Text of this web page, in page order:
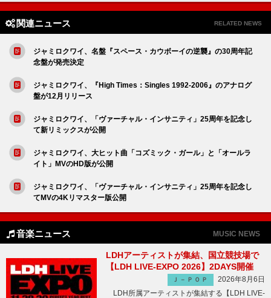
関連ニュース RELATED NEWS
ジャミロクワイ、名盤『スペース・カウボーイの逆襲』の30周年記
念盤が発売決定
ジャミロクワイ、『High Times：Singles 1992-2006』のアナログ
盤が12月リリース
ジャミロクワイ、「ヴァーチャル・インサニティ」25周年を記念し
て新リミックスが公開
ジャミロクワイ、大ヒット曲「コズミック・ガール」と「オールラ
イト」MVのHD版が公開
ジャミロクワイ、「ヴァーチャル・インサニティ」25周年を記念し
てMVの4Kリマスター版公開
音楽ニュース MUSIC NEWS
LDHアーティストが集結、国立競技場で
【LDH LIVE-EXPO 2026】2DAYS開催
Ｊ－ＰＯＰ
2026年8月6日
LDH所属アーティストが集結する【LDH LIVE-